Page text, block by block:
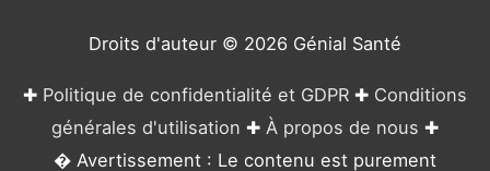
Droits d'auteur © 2026 Génial Santé
✚ Politique de confidentialité et GDPR ✚ Conditions
générales d'utilisation ✚ À propos de nous ✚
� Avertissement : Le contenu est purement